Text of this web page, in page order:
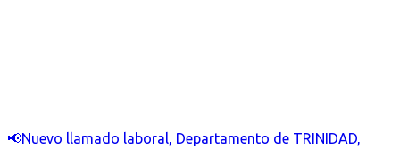
📢Nuevo llamado laboral, Departamento de TRINIDAD,